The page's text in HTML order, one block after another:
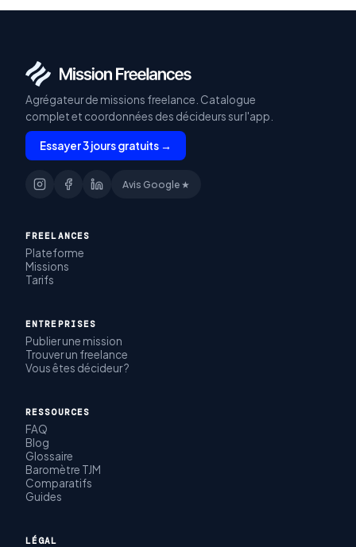
Agrégateur de missions freelance. Catalogue
complet et coordonnées des décideurs sur l'app.
Essayer 3 jours gratuits →
Avis Google ★
FREELANCES
Plateforme
Missions
Tarifs
ENTREPRISES
Publier une mission
Trouver un freelance
Vous êtes décideur ?
RESSOURCES
FAQ
Blog
Glossaire
Baromètre TJM
Comparatifs
Guides
LÉGAL